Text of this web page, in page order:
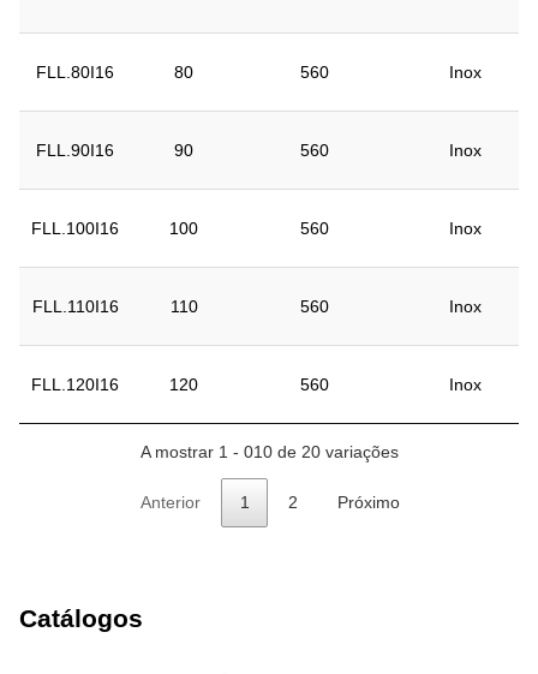
FLL.80I16 80 560 Inox
FLL.90I16 90 560 Inox
FLL.100I16 100 560 Inox
FLL.110I16 110 560 Inox
FLL.120I16 120 560 Inox
A mostrar 1 - 010 de 20 variações
Anterior 1 2 Próximo
Catálogos